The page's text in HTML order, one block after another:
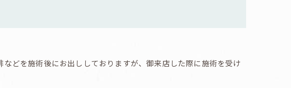
どを施術後にお出ししておりますが、御来店した際に施術を受け